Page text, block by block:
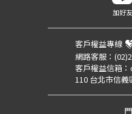
加好友
客戶權益專線
網路客服：
客戶權益信箱：
110 台北市信